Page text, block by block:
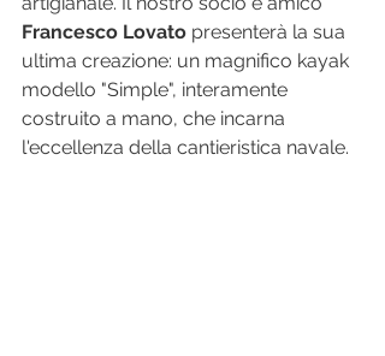
Francesco Lovato presenterà la sua
ultima creazione: un magnifico kayak
modello "Simple", interamente
costruito a mano, che incarna
l'eccellenza della cantieristica navale.